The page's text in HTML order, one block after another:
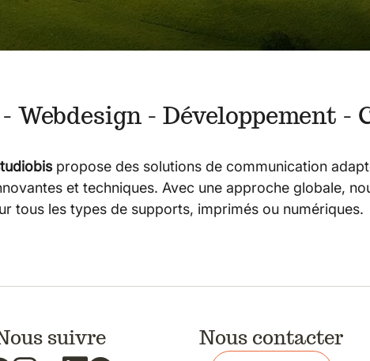
Webdesign - Développement -
propose des solutions de communication
et techniques. Avec une approche globale,
tous les types de supports, imprimés ou numériques.
suivre Nous contacter